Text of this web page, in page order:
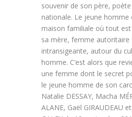
souvenir de son père,
nationale. Le jeune homme
maison familiale où tout
sa mère, femme autoritaire
intransigeante, autour du
homme. C’est alors que
une femme dont le secret
le jeune homme de son
Natalie DESSAY, Macha
ALANE, Gaël GIRAUDEAU